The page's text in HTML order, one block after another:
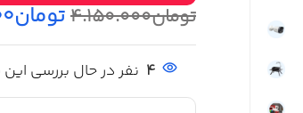
تومان۴.۱۵۰.۰۰۰تومان
4 نفر در حال بررسی